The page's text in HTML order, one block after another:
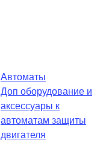
Автоматы
Доп оборудование и
аксессуары к
автоматам защиты
двигателя